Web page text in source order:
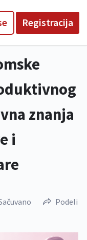
Registracija
znanja
i
Podeli